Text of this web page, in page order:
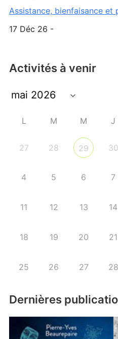
Assistance, bienfaisance et
17 Déc 26 -
Activités à venir
L M M J
27 28 29 30
4 5 6 7
11 12 13 14
18 19 20 21
25 26 27 28
Dernières